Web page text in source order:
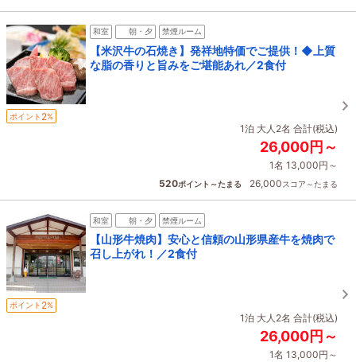
和室 朝・夕 禁煙ルーム
【米沢牛の石焼き】発祥地特価でご提供！◆上質
な脂の香りと旨みをご堪能あれ／2食付
ポイント 2%
1泊 大人2名 合計(税込)
26,000円～
1名 13,000円～
520ポイント～たまる 26,000スコア～たまる
和室 朝・夕 禁煙ルーム
【山形牛焼肉】安心と信頼の山形県産牛を焼肉で
召し上がれ！／2食付
ポイント 2%
1泊 大人2名 合計(税込)
26,000円～
1名 13,000円～